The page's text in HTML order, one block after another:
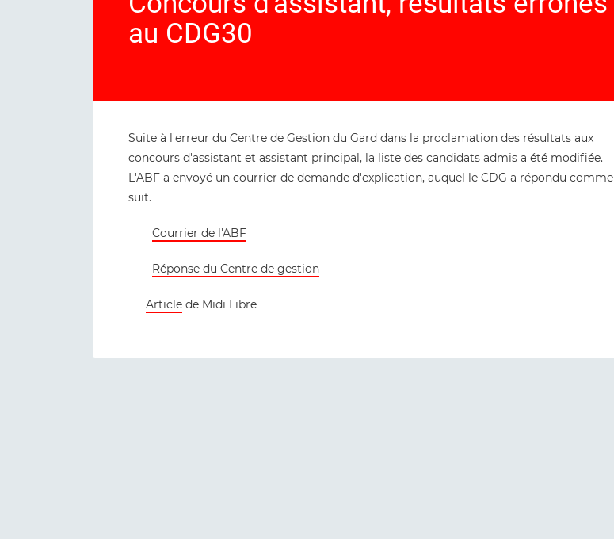
au CDG30
Suite à l'erreur du Centre de Gestion du Gard dans la proclamation des résultats aux
concours d'assistant et assistant principal, la liste des candidats admis a été modifiée.
L'ABF a envoyé un courrier de demande d'explication, auquel le CDG a répondu comme
suit.
Courrier de l'ABF
Réponse du Centre de gestion
Articlede Midi Libre